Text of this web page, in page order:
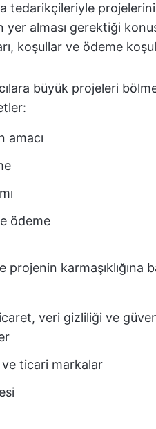
tedarikçileriyle projelerinin
yer alması gerektiği
koşullar ve ödeme
büyük projeleri
amacı
ödeme
projenin karmaşıklığına
veri gizliliği ve
ve ticari markalar